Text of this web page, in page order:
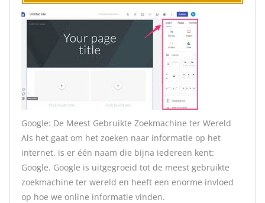
Google: De Meest Gebruikte Zoekmachine ter Wereld
Als het gaat om het zoeken naar informatie op het
internet, is er één naam die bijna iedereen kent:
Google. Google is uitgegroeid tot de meest gebruikte
zoekmachine ter wereld en heeft een enorme invloed
op hoe we online informatie vinden.